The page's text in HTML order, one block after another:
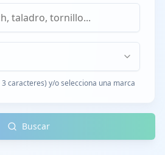
caracteres) y/o selecciona una marca
Buscar